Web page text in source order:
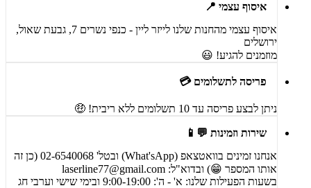
איסוף עצמי 📍
איסוף עצמי מהחנות שלנו לייזר ליין - כנפי נשרים 7, גבעת שאול,
ירושלים
מוזמנים להגיע! 😃
פריסה לתשלומים 💳
ניתן לבצע פריסה עד 10 תשלומים ללא ריבית! 🤑
שירות וזמינות 💬📱
אנחנו זמינים בוואטצאפ (What'sApp) ובטל' 02-6540068 (כן זה
אותו המספר 😁) ובדוא"ל: laserline77@gmail.com
בשעות הפעילות שלנו: א' - ה': 9:00-19:00 ובימי שישי וערבי חג